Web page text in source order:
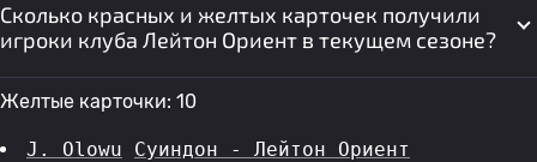
Сколько красных и желтых карточек получили
игроки клуба Лейтон Ориент в текущем сезоне?
Желтые карточки: 10
J. Olowu Суиндон - Лейтон Ориент